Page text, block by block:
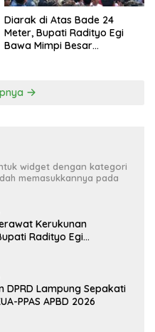
Diarak di Atas Bade 24
Meter, Bupati Radityo Egi
Bawa Mimpi Besar
widget dengan kategori
memasukkannya pada
Kerukunan
Radityo Egi
DPRD Lampung Sepakati
PPAS APBD 2026